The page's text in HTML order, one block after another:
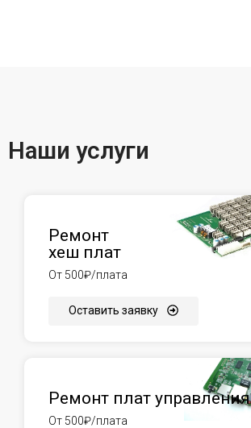
Наши услуги
Ремонт
хеш плат
От 500₽/плата
Оставить заявку
Ремонт плат управления
От 500₽/плата